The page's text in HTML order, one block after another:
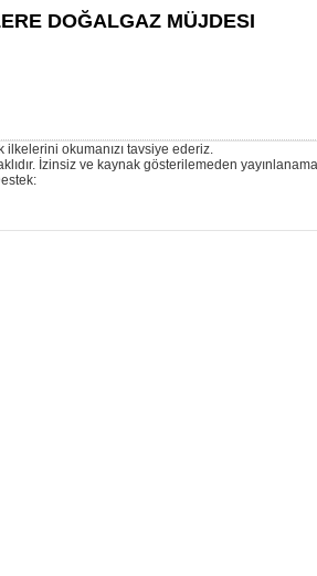
DOĞALGAZ MÜJDESI
okumanızı tavsiye ederiz.
İzinsiz ve kaynak gösterilemeden